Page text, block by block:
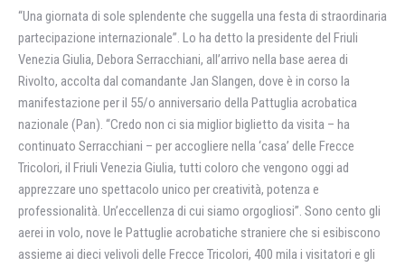
“Una giornata di sole splendente che suggella una festa di straordinaria
partecipazione internazionale”. Lo ha detto la presidente del Friuli
Venezia Giulia, Debora Serracchiani, all’arrivo nella base aerea di
Rivolto, accolta dal comandante Jan Slangen, dove è in corso la
manifestazione per il 55/o anniversario della Pattuglia acrobatica
nazionale (Pan). “Credo non ci sia miglior biglietto da visita – ha
continuato Serracchiani – per accogliere nella ‘casa’ delle Frecce
Tricolori, il Friuli Venezia Giulia, tutti coloro che vengono oggi ad
apprezzare uno spettacolo unico per creatività, potenza e
professionalità. Un’eccellenza di cui siamo orgogliosi”. Sono cento gli
aerei in volo, nove le Pattuglie acrobatiche straniere che si esibiscono
assieme ai dieci velivoli delle Frecce Tricolori, 400 mila i visitatori e gli